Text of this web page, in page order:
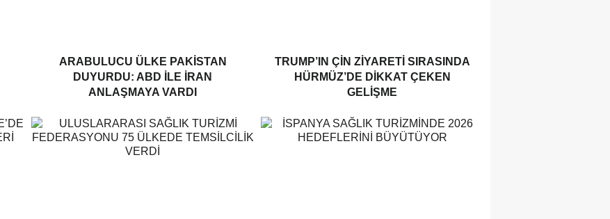
ARABULUCU ÜLKE PAKISTAN
DUYURDU: ABD ILE İRAN
ANLAŞMAYA VARDI
TRUMP’IN ÇIN ZIYARETI SIRASINDA
HÜRMÜZ’DE DIKKAT ÇEKEN
GELIŞME